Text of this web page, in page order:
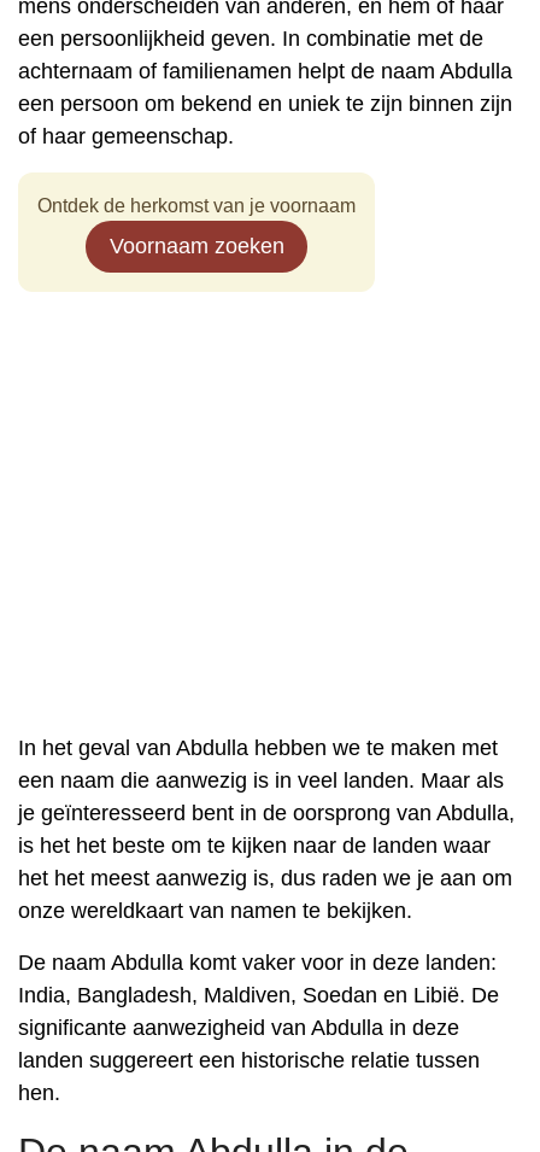
mens onderscheiden van anderen, en hem of haar
een persoonlijkheid geven. In combinatie met de
achternaam of familienamen helpt de naam Abdulla
een persoon om bekend en uniek te zijn binnen zijn
of haar gemeenschap.
Ontdek de herkomst van je voornaam
Voornaam zoeken
In het geval van Abdulla hebben we te maken met
een naam die aanwezig is in veel landen. Maar als
je geïnteresseerd bent in de oorsprong van Abdulla,
is het het beste om te kijken naar de landen waar
het het meest aanwezig is, dus raden we je aan om
onze wereldkaart van namen te bekijken.
De naam Abdulla komt vaker voor in deze landen:
India, Bangladesh, Maldiven, Soedan en Libië. De
significante aanwezigheid van Abdulla in deze
landen suggereert een historische relatie tussen
hen.